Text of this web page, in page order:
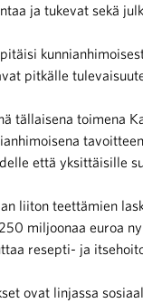
ja tukevat sekä
pitkälle
tällaisena toimena
että yksittäisille
liiton teettämien
miljoonaa euroa
resepti- ja
ovat linjassa
varautuminen
alalta
liitossa